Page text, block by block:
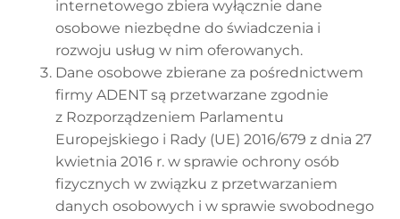
internetowego zbiera wyłącznie dane
osobowe niezbędne do świadczenia i
rozwoju usług w nim oferowanych.
Dane osobowe zbierane za pośrednictwem
firmy ADENT są przetwarzane zgodnie
z Rozporządzeniem Parlamentu
Europejskiego i Rady (UE) 2016/679 z dnia 27
kwietnia 2016 r. w sprawie ochrony osób
fizycznych w związku z przetwarzaniem
danych osobowych i w sprawie swobodnego